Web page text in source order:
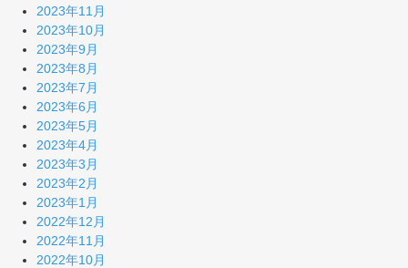
2023年11月
2023年10月
2023年9月
2023年8月
2023年7月
2023年6月
2023年5月
2023年4月
2023年3月
2023年2月
2023年1月
2022年12月
2022年11月
2022年10月